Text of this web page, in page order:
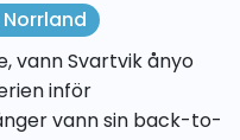
vann Svartvik ånyo
inför
vann sin back-to-